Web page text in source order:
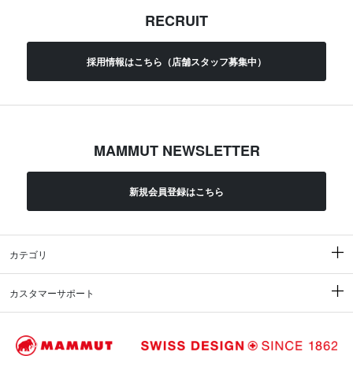
RECRUIT
採用情報はこちら（店舗スタッフ募集中）
MAMMUT NEWSLETTER
新規会員登録はこちら
カテゴリ
カスタマーサポート